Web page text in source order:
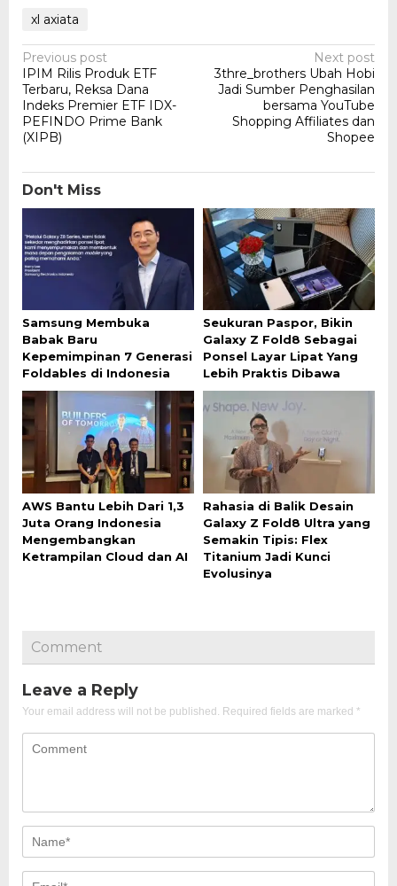
xl axiata
Post
navigation
Previous post
IPIM Rilis Produk ETF
Terbaru, Reksa Dana
Indeks Premier ETF IDX-
PEFINDO Prime Bank
(XIPB)
Next post
3thre_brothers Ubah Hobi
Jadi Sumber Penghasilan
bersama YouTube
Shopping Affiliates dan
Shopee
Don't Miss
Samsung Membuka
Babak Baru
Kepemimpinan 7 Generasi
Foldables di Indonesia
Seukuran Paspor, Bikin
Galaxy Z Fold8 Sebagai
Ponsel Layar Lipat Yang
Lebih Praktis Dibawa
AWS Bantu Lebih Dari 1,3
Juta Orang Indonesia
Mengembangkan
Ketrampilan Cloud dan AI
Rahasia di Balik Desain
Galaxy Z Fold8 Ultra yang
Semakin Tipis: Flex
Titanium Jadi Kunci
Evolusinya
Comment
Leave a Reply
Your email address will not be published. Required fields are marked *